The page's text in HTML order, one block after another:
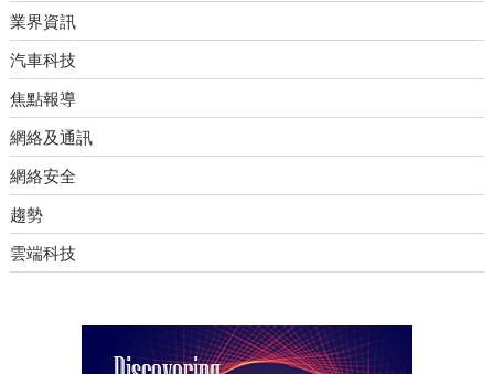
業界資訊
汽車科技
焦點報導
網絡及通訊
網絡安全
趨勢
雲端科技